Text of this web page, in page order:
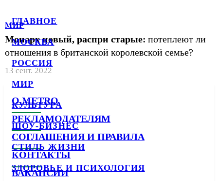
ГЛАВНОЕ
МОСКВА
РОССИЯ
МИР
КУЛЬТУРА
ШОУ-БИЗНЕС
СТИЛЬ ЖИЗНИ
ЗДОРОВЬЕ И ПСИХОЛОГИЯ
МИР
Монарх новый, распри старые: потеплеют ли
отношения в британской королевской семье?
13 сент. 2022
О METRO
РЕКЛАМОДАТЕЛЯМ
СОГЛАШЕНИЯ И ПРАВИЛА
КОНТАКТЫ
ВАКАНСИИ